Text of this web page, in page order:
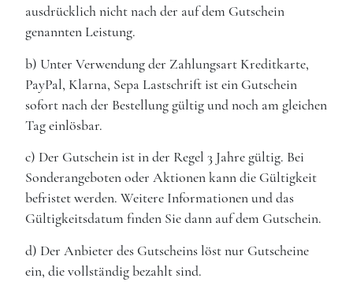
ausdrücklich nicht nach der auf dem Gutschein
genannten Leistung.
b) Unter Verwendung der Zahlungsart Kreditkarte,
PayPal, Klarna, Sepa Lastschrift ist ein Gutschein
sofort nach der Bestellung gültig und noch am gleichen
Tag einlösbar.
c) Der Gutschein ist in der Regel 3 Jahre gültig. Bei
Sonderangeboten oder Aktionen kann die Gültigkeit
befristet werden. Weitere Informationen und das
Gültigkeitsdatum finden Sie dann auf dem Gutschein.
d) Der Anbieter des Gutscheins löst nur Gutscheine
ein, die vollständig bezahlt sind.